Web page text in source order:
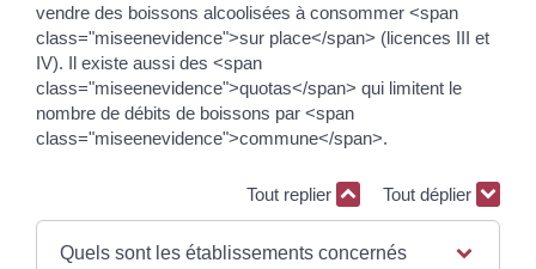
vendre des boissons alcoolisées à consommer <span
class="miseenevidence">sur place</span> (licences III et
IV). Il existe aussi des <span
class="miseenevidence">quotas</span> qui limitent le
nombre de débits de boissons par <span
class="miseenevidence">commune</span>.
Tout replier Tout déplier
Quels sont les établissements concernés